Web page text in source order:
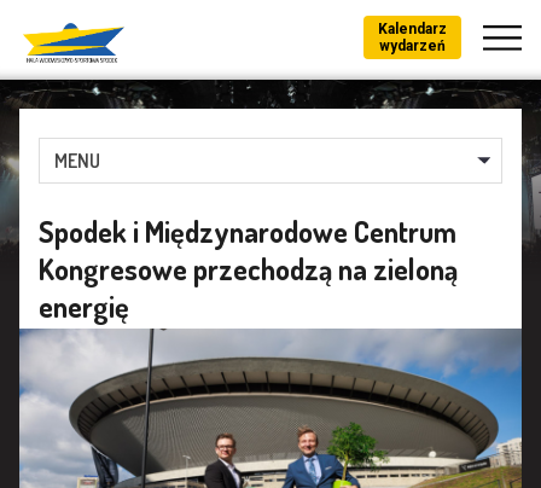
Kalendarz
wydarzeń
MENU
Spodek i Międzynarodowe Centrum
Kongresowe przechodzą na zieloną
energię